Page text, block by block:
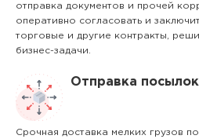
отправка документов и прочей
оперативно согласовать и
торговые и другие контракты,
бизнес-задачи.
Отправка
Срочная доставка мелких грузов